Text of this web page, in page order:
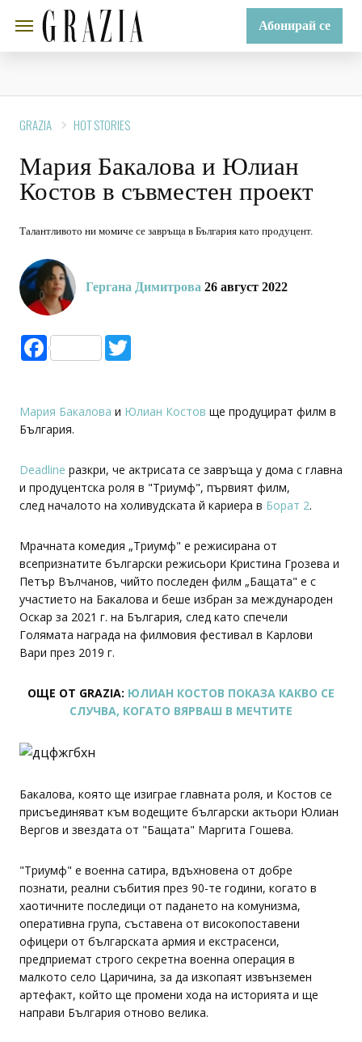
Абонирай се
GRAZIA HOT STORIES
Мария Бакалова и Юлиан
Костов в съвместен проект
Талантливото ни момиче се завръща в България като продуцент.
Гергана Димитрова 26 август 2022
Facebook
Мария Бакалова и Юлиан Костов ще продуцират филм в
България.
Deadline разкри, че актрисата се завръща у дома с главна
и продуцентска роля в "Триумф", първият филм,
след началото на холивудската й кариера в Борат 2.
Мрачната комедия „Триумф" е режисирана от
всепризнатите български режисьори Кристина Грозева и
Петър Вълчанов, чийто последен филм „Бащата" е с
участието на Бакалова и беше избран за международен
Оскар за 2021 г. на България, след като спечели
Голямата награда на филмовия фестивал в Карлови
Вари през 2019 г.
ОЩЕ ОТ GRAZIA: ЮЛИАН КОСТОВ ПОКАЗА КАКВО СЕ
СЛУЧВА, КОГАТО ВЯРВАШ В МЕЧТИТЕ
Бакалова, която ще изиграе главната роля, и Костов се
присъединяват към водещите български актьори Юлиан
Вергов и звездата от "Бащата" Маргита Гошева.
"Триумф" е военна сатира, вдъхновена от добре
познати, реални събития през 90-те години, когато в
хаотичните последици от падането на комунизма,
оперативна група, съставена от високопоставени
офицери от българската армия и екстрасенси,
предприемат строго секретна военна операция в
малкото село Царичина, за да изкопаят извънземен
артефакт, който ще промени хода на историята и ще
направи България отново велика.